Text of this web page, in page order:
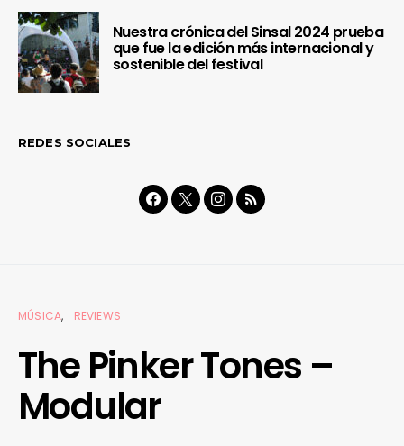
Nuestra crónica del Sinsal 2024 prueba
que fue la edición más internacional y
sostenible del festival
REDES SOCIALES
MÚSICA REVIEWS
The Pinker Tones –
Modular